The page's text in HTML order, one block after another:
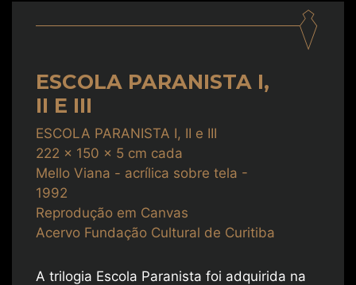
ESCOLA PARANISTA I,
II E III
ESCOLA PARANISTA I, II e III
222 x 150 x 5 cm cada
Mello Viana - acrílica sobre tela -
1992
Reprodução em Canvas
Acervo Fundação Cultural de Curitiba
A trilogia Escola Paranista foi adquirida na